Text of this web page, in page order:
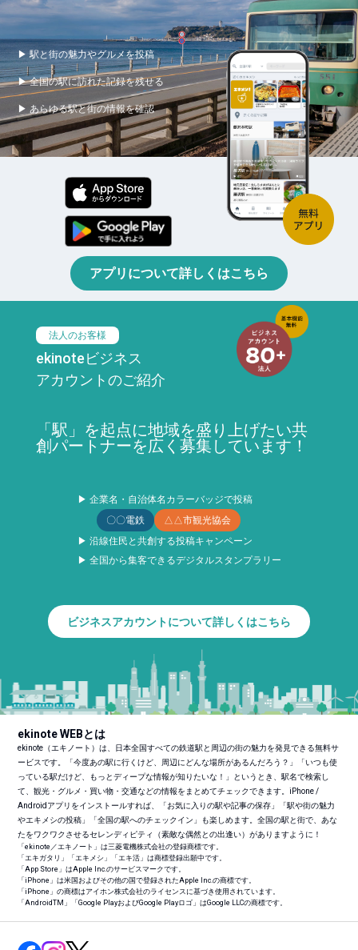
▶ 駅と街の魅力やグルメを投稿
▶ 全国の駅に訪れた記録を残せる
▶ あらゆる駅と街の情報を確認
アプリについて詳しくはこちら
法人のお客様
ekinoteビジネス
アカウントのご紹介
「駅」を起点に地域を盛り上げたい共
創パートナーを広く募集しています！
▶ 企業名・自治体名カラーバッジで投稿
〇〇電鉄
△△市観光協会
▶ 沿線住民と共創する投稿キャンペーン
▶ 全国から集客できるデジタルスタンプラリー
ビジネスアカウントについて詳しくはこちら
ekinote WEBとは
ekinote（エキノート）は、日本全国すべての鉄道駅と周辺の街の魅力を発見できる無料サ
ービスです。「今度あの駅に行くけど、周辺にどんな場所があるんだろう？」「いつも使
っている駅だけど、もっとディープな情報が知りたいな！」というとき、駅名で検索し
て、観光・グルメ・買い物・交通などの情報をまとめてチェックできます。iPhone /
Androidアプリをインストールすれば、「お気に入りの駅や記事の保存」「駅や街の魅力
やエキメシの投稿」「全国の駅へのチェックイン」も楽しめます。全国の駅と街で、あな
たをワクワクさせるセレンディピティ（素敵な偶然との出逢い）がありますように！
「ekinote／エキノート」は三菱電機株式会社の登録商標です。
「エキガタリ」「エキメシ」「エキ活」は商標登録出願中です。
「App Store」はApple Inc.のサービスマークです。
「iPhone」は米国およびその他の国で登録されたApple Inc.の商標です。
「iPhone」の商標はアイホン株式会社のライセンスに基づき使用されています。
「AndroidTM 」「Google PlayおよびGoogle Playロゴ」はGoogle LLCの商標です。